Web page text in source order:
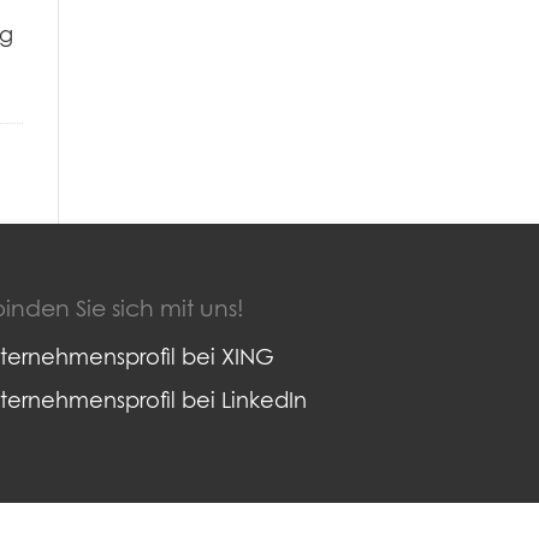
Sie sich mit uns!
bei XING
bei LinkedIn